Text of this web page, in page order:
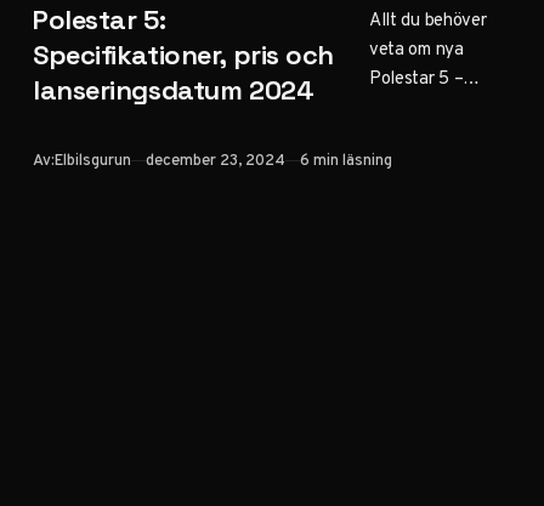
Polestar 5:
Specifikationer, pris och
lanseringsdatum 2024
Allt du behöver
veta om nya
Polestar 5 –
när den kommer
Av:Elbilsgurun Publicerad
december 23, 2024 6 min läsning